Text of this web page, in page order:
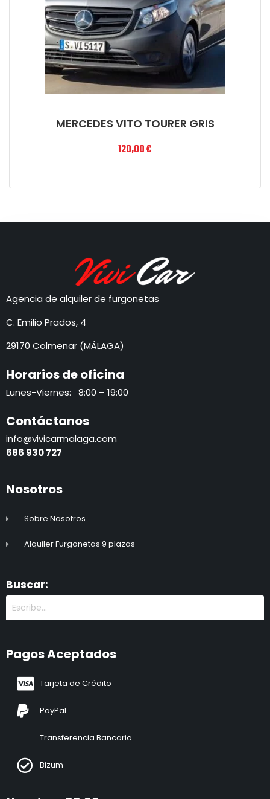
MERCEDES VITO TOURER GRIS
120,00€
Agencia de alquiler de furgonetas
C. Emilio Prados, 4
29170 Colmenar (MÁLAGA)
Horarios de oficina
Lunes-Viernes: 8:00 – 19:00
Contáctanos
info@vivicarmalaga.com
686 930 727
Nosotros
Sobre Nosotros
Alquiler Furgonetas 9 plazas
Buscar:
Pagos Aceptados
Tarjeta de Crédito
PayPal
Transferencia Bancaria
Bizum